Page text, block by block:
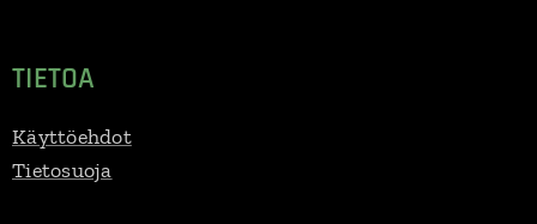
TIETOA
Käyttöehdot
Tietosuoja